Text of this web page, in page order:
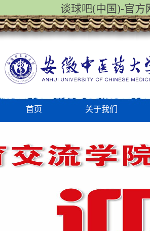
谈球吧(中国)-官方
首页 关于我们